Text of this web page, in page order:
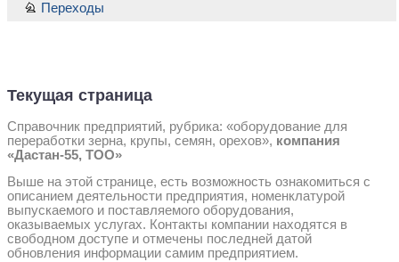
Текущая страница
Справочник предприятий, рубрика: «оборудование для
переработки зерна, крупы, семян, орехов», компания
«Дастан-55, ТОО»
Выше на этой странице, есть возможность ознакомиться с
описанием деятельности предприятия, номенклатурой
выпускаемого и поставляемого оборудования,
оказываемых услугах. Контакты компании находятся в
свободном доступе и отмечены последней датой
обновления информации самим предприятием.
Переходы